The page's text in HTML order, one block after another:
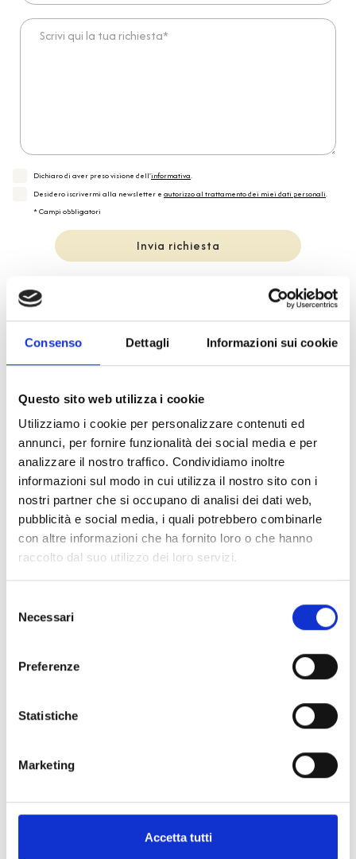
Consenso Dettagli Informazioni sui cookie
Questo sito web utilizza i cookie
Utilizziamo i cookie per personalizzare contenuti ed
annunci, per fornire funzionalità dei social media e per
analizzare il nostro traffico. Condividiamo inoltre
informazioni sul modo in cui utilizza il nostro sito con i
nostri partner che si occupano di analisi dei dati web,
pubblicità e social media, i quali potrebbero combinarle
con altre informazioni che ha fornito loro o che hanno
raccolto dal suo utilizzo dei loro servizi.
delNecessari
Preferenze
Statistiche
Marketing
Accetta tutti
Scrivi qui la tua richiesta*
Dichiaro di aver preso visione dell'informativa.
Desidero iscrivermi alla newsletter e autorizzo al trattamento dei miei dati personali.
* Campi obbligatori
Invia richiesta
Reso facile e veloce
PRONTA consegna
Gratuita
Specifiche Tecniche
Marchio
Zenith
Collezione
Defy
Movimento
Forma
Cinturino
Quadrante
Chiusura
Pieghevole
Uomo